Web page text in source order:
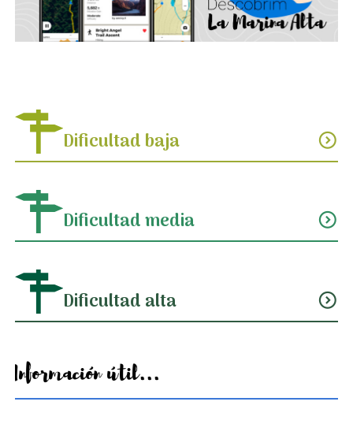
Dificultad baja expand_circle_down
Dificultad media expand_circle_down
Dificultad alta expand_circle_down
Información útil...